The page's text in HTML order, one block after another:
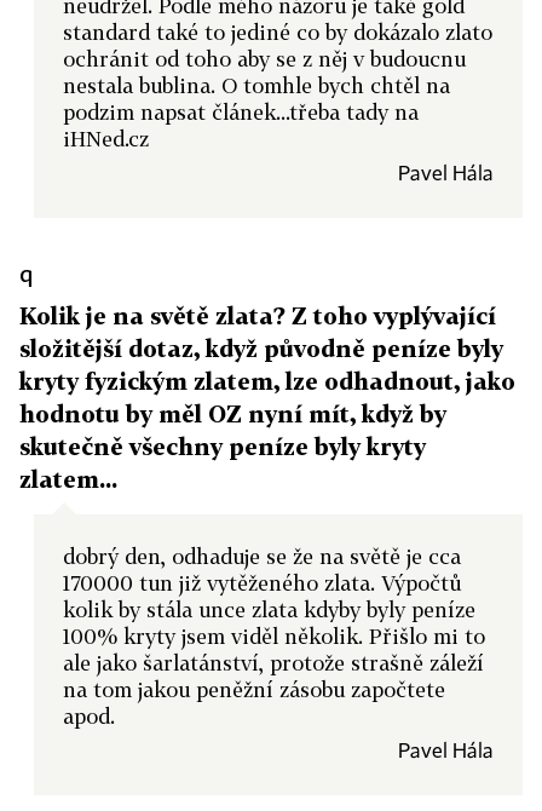
neudržel. Podle mého názoru je také gold
standard také to jediné co by dokázalo zlato
ochránit od toho aby se z něj v budoucnu
nestala bublina. O tomhle bych chtěl na
podzim napsat článek...třeba tady na
iHNed.cz
Pavel Hála
q
Kolik je na světě zlata? Z toho vyplývající
složitější dotaz, když původně peníze byly
kryty fyzickým zlatem, lze odhadnout, jako
hodnotu by měl OZ nyní mít, když by
skutečně všechny peníze byly kryty
zlatem...
dobrý den, odhaduje se že na světě je cca
170000 tun již vytěženého zlata. Výpočtů
kolik by stála unce zlata kdyby byly peníze
100% kryty jsem viděl několik. Přišlo mi to
ale jako šarlatánství, protože strašně záleží
na tom jakou peněžní zásobu započtete
apod.
Pavel Hála